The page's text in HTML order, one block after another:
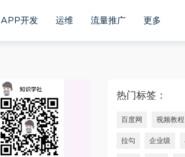
APP开发 运维 流量推广 更多
热门标签：
百度网 视频教程
拉勾 企业级